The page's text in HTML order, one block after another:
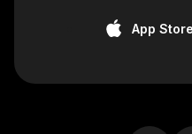
App Store